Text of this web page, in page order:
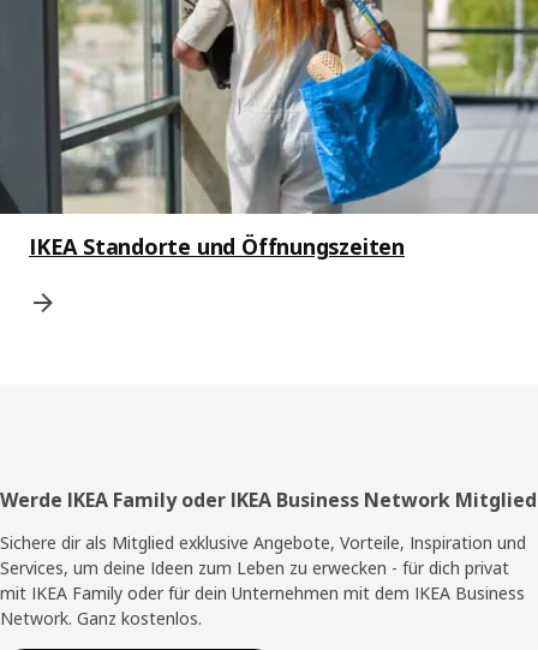
IKEA Standorte und Öffnungszeiten
Fußzeile
Werde IKEA Family oder IKEA Business Network Mitglied
Sichere dir als Mitglied exklusive Angebote, Vorteile, Inspiration und
Services, um deine Ideen zum Leben zu erwecken - für dich privat
mit IKEA Family oder für dein Unternehmen mit dem IKEA Business
Network. Ganz kostenlos.